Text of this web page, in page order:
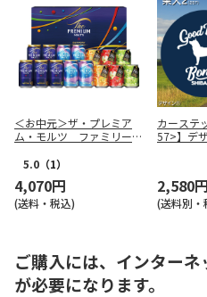
＜お中元＞ザ・プレミア
ム・モルツ ファミリーセ
5.0 （1）
4,070円
(送料・税込)
カーステ
57>】デ
2,580円
(送料別・
ご購入には、インターネ
が必要になります。